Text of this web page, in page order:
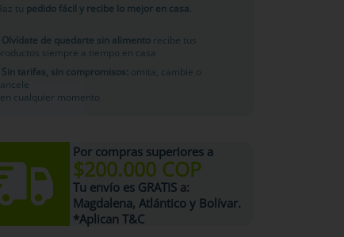
tu pedido fácil y recibe lo mejor en casa
Olvídate de quedarte sin alimentorecibe tus
siempre a tiempo en casa
Sin tarifas, sin compromisos: omita, cambie o
en cualquier momento
Por compras superiores a
$200.000 COP
Tu envío es GRATISa:
Magdalena, Atlántico y Bolívar.
*Aplican T&C